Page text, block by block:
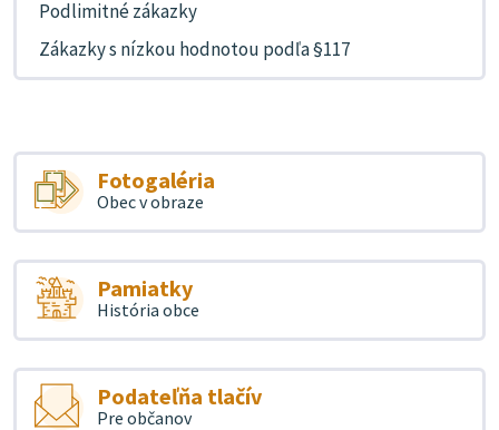
Podlimitné zákazky
Zákazky s nízkou hodnotou podľa §117
Fotogaléria
Obec v obraze
Pamiatky
História obce
Podateľňa tlačív
Pre občanov